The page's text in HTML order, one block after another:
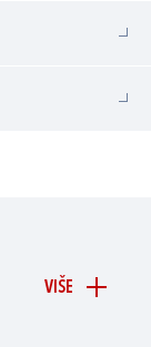
VIŠE